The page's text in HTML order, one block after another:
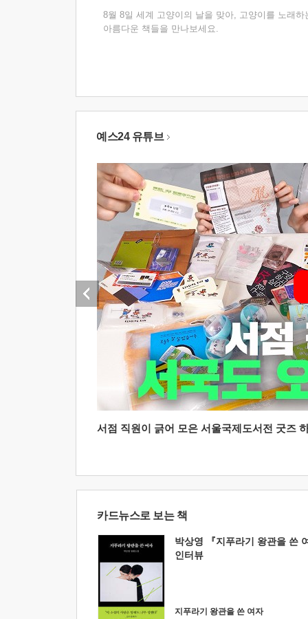
8월 8일 세계 고양이의 날을 맞아, 고양이를 노래하
아름다운 책들을 만나보세요.
예스24 유튜브
서점 직원이 긁어 모은 서울국제도서전 굿즈
카드뉴스로 보는 책
박상영 『지푸라기 왕관을 쓴
인터뷰
지푸라기 왕관을 쓴 여자